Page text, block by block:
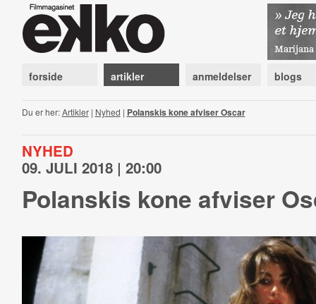
forside artikler anmeldelser blogs
Du er her:Artikler| Nyhed | Polanskis kone afviser Oscar
NYHED
09. JULI 2018 | 20:00
Polanskis kone afviser